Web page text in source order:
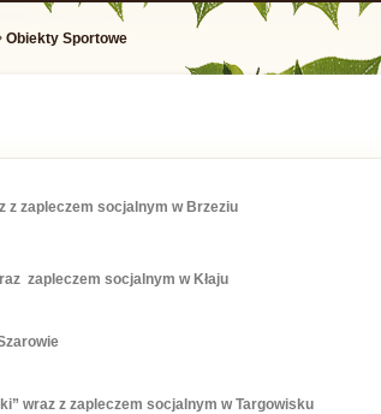
Obiekty Sportowe
z zapleczem socjalnym w Brzeziu
zapleczem socjalnym w Kłaju
wraz z zapleczem socjalnym w Targowisku